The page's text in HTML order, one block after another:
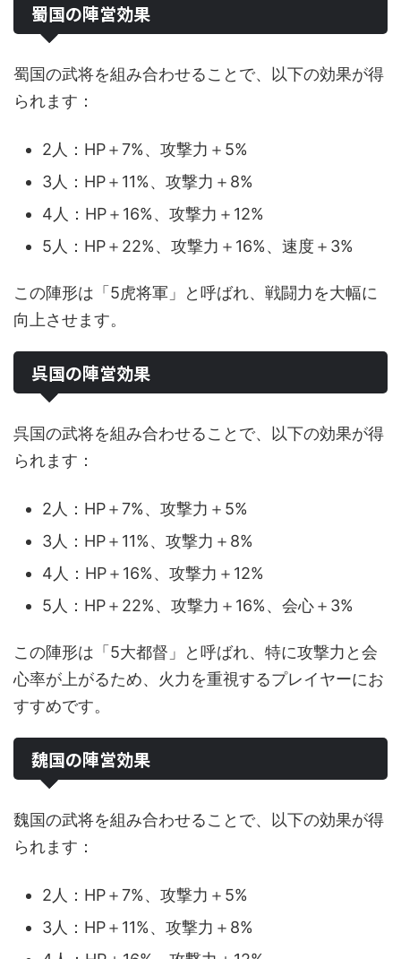
蜀国の陣営効果
蜀国の武将を組み合わせることで、以下の効果が得
られます：
2人：HP＋7%、攻撃力＋5%
3人：HP＋11%、攻撃力＋8%
4人：HP＋16%、攻撃力＋12%
5人：HP＋22%、攻撃力＋16%、速度＋3%
この陣形は「5虎将軍」と呼ばれ、戦闘力を大幅に
向上させます。
呉国の陣営効果
呉国の武将を組み合わせることで、以下の効果が得
られます：
2人：HP＋7%、攻撃力＋5%
3人：HP＋11%、攻撃力＋8%
4人：HP＋16%、攻撃力＋12%
5人：HP＋22%、攻撃力＋16%、会心＋3%
この陣形は「5大都督」と呼ばれ、特に攻撃力と会
心率が上がるため、火力を重視するプレイヤーにお
すすめです。
魏国の陣営効果
魏国の武将を組み合わせることで、以下の効果が得
られます：
2人：HP＋7%、攻撃力＋5%
3人：HP＋11%、攻撃力＋8%